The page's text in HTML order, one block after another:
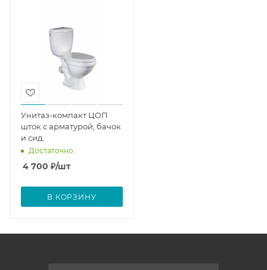
Унитаз-компакт ЦОП
шток с арматурой, бачок
и сид.
Достаточно
4 700 ₽/шт
В КОРЗИНУ